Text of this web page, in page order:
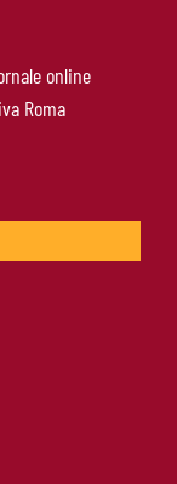
per Gasperini.
in gruppo
online
Roma